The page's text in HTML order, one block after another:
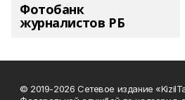
Фотобанк
журналистов РБ
© 2019-2026 Сетевое издание